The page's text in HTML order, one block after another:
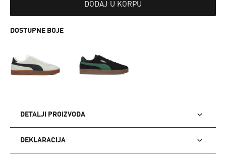
DODAJ U KORPU
DOSTUPNE BOJE
DETALJI PROIZVODA
DEKLARACIJA